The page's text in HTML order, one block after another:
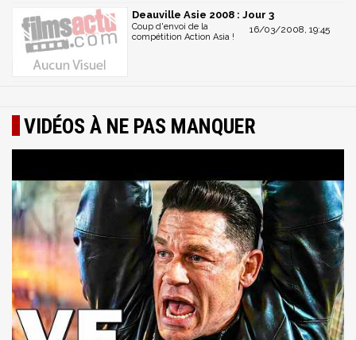
Deauville Asie 2008 : Jour 3
16/03/2008, 19:45
Coup d'envoi de la
compétition Action Asia !
VIDÉOS À NE PAS MANQUER